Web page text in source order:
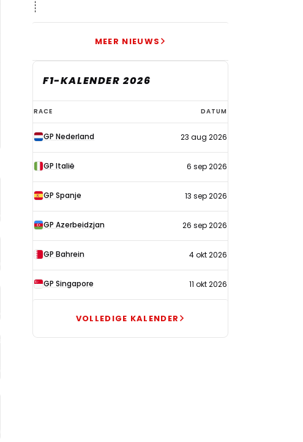
MEER NIEUWS
F1-KALENDER 2026
F1-
kalender
2026
RACE DATUM
GP Nederland 23 aug 2026
GP Italië 6 sep 2026
GP Spanje 13 sep 2026
GP Azerbeidzjan 26 sep 2026
GP Bahrein 4 okt 2026
GP Singapore 11 okt 2026
VOLLEDIGE KALENDER